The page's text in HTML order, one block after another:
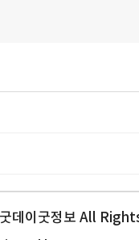
데이굿정보 All